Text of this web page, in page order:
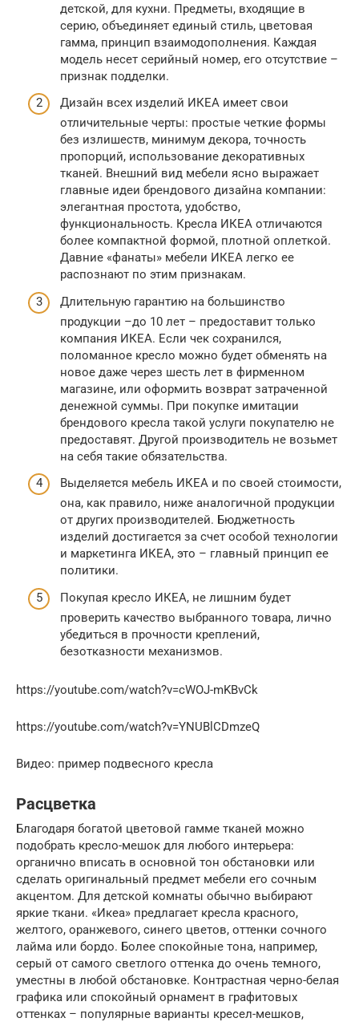
детской, для кухни. Предметы, входящие в
серию, объединяет единый стиль, цветовая
гамма, принцип взаимодополнения. Каждая
модель несет серийный номер, его отсутствие –
признак подделки.
Дизайн всех изделий ИКЕА имеет свои
отличительные черты: простые четкие формы
без излишеств, минимум декора, точность
пропорций, использование декоративных
тканей. Внешний вид мебели ясно выражает
главные идеи брендового дизайна компании:
элегантная простота, удобство,
функциональность. Кресла ИКЕА отличаются
более компактной формой, плотной оплеткой.
Давние «фанаты» мебели ИКЕА легко ее
распознают по этим признакам.
Длительную гарантию на большинство
продукции –до 10 лет – предоставит только
компания ИКЕА. Если чек сохранился,
поломанное кресло можно будет обменять на
новое даже через шесть лет в фирменном
магазине, или оформить возврат затраченной
денежной суммы. При покупке имитации
брендового кресла такой услуги покупателю не
предоставят. Другой производитель не возьмет
на себя такие обязательства.
Выделяется мебель ИКЕА и по своей стоимости,
она, как правило, ниже аналогичной продукции
от других производителей. Бюджетность
изделий достигается за счет особой технологии
и маркетинга ИКЕА, это – главный принцип ее
политики.
Покупая кресло ИКЕА, не лишним будет
проверить качество выбранного товара, лично
убедиться в прочности креплений,
безотказности механизмов.
https://youtube.com/watch?v=cWOJ-mKBvCk
https://youtube.com/watch?v=YNUBlCDmzeQ
Видео: пример подвесного кресла
Расцветка
Благодаря богатой цветовой гамме тканей можно
подобрать кресло-мешок для любого интерьера:
органично вписать в основной тон обстановки или
сделать оригинальный предмет мебели его сочным
акцентом. Для детской комнаты обычно выбирают
яркие ткани. «Икеа» предлагает кресла красного,
желтого, оранжевого, синего цветов, оттенки сочного
лайма или бордо. Более спокойные тона, например,
серый от самого светлого оттенка до очень темного,
уместны в любой обстановке. Контрастная черно-белая
графика или спокойный орнамент в графитовых
оттенках – популярные варианты кресел-мешков,